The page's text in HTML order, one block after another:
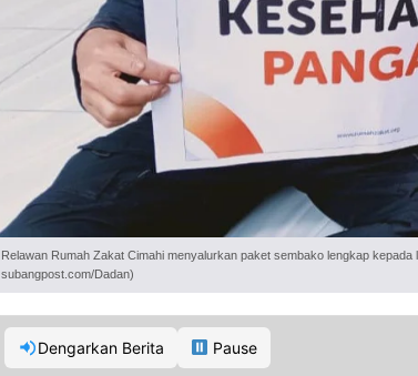
Relawan Rumah Zakat Cimahi menyalurkan paket sembako lengkap
subangpost.com/Dadan)
Dengarkan Berita Pause